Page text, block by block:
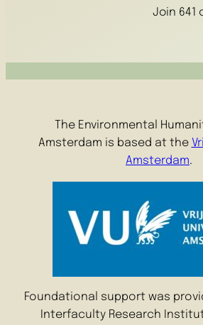
Join 641
The Environmental
Amsterdam is based at the
Amsterdam.
Foundational support was
Interfaculty Research